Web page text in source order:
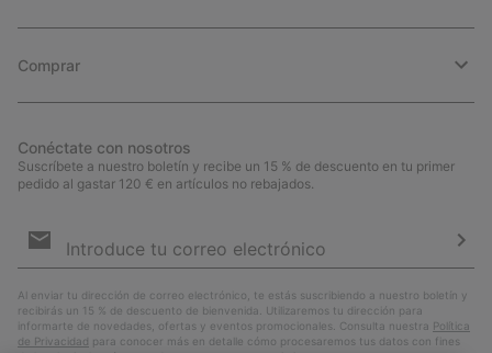
Comprar
Conéctate con nosotros
Suscríbete a nuestro boletín y recibe un 15 % de descuento en tu primer
pedido al gastar 120 € en artículos no rebajados.
de
Al enviar tu dirección de correo electrónico, te estás suscribiendo a nuestro boletín y
recibirás un 15 % de descuento de bienvenida. Utilizaremos tu dirección para
informarte de novedades, ofertas y eventos promocionales. Consulta nuestra Política
de Privacidad para conocer más en detalle cómo procesaremos tus datos con fines